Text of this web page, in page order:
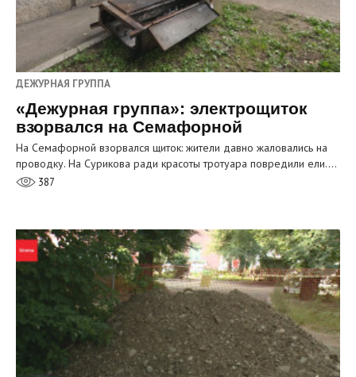
ДЕЖУРНАЯ ГРУППА
«Дежурная группа»: электрощиток
взорвался на Семафорной
На Семафорной взорвался щиток: жители давно жаловались на
проводку. На Сурикова ради красоты тротуара повредили ели.…
387